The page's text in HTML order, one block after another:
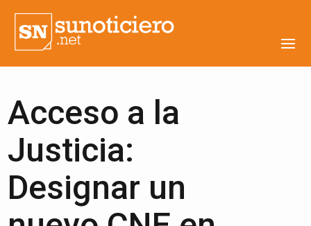
Acceso a la
Justicia:
Designar un